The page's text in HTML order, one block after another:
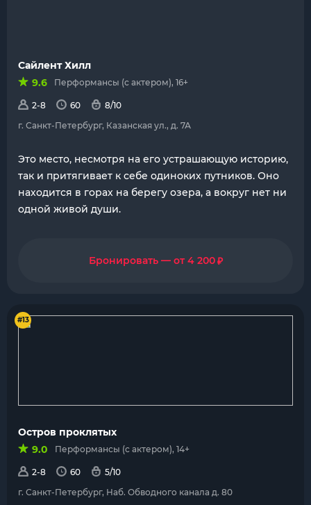
Сайлент Хилл
9.6
Перформансы (с актером), 16+
2-8 60
8/10
г. Санкт-Петербург, Казанская ул., д. 7А
Это место, несмотря на его устрашающую историю,
так и притягивает к себе одиноких путников. Оно
находится в горах на берегу озера, а вокруг нет ни
одной живой души.
Бронировать — от 4 200₽
#13
Остров проклятых
9.0
Перформансы (с актером), 14+
2-8 60
5/10
г. Санкт-Петербург, Наб. Обводного канала д. 80